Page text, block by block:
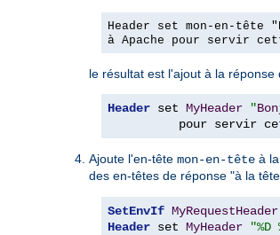
Header set mon-en-tête
à Apache pour servir
le résultat est l'ajout à la réponse
Header set MyHeader "
pour servir
Ajoute l'en-tête mon-en-tête à
des en-têtes de réponse "à la
SetEnvIf MyRequestHeader
Header set MyHeader